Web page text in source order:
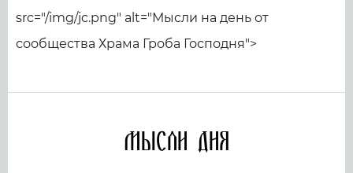
src="/img/jc.png" alt="Мысли на день от
сообщества Храма Гроба Господня">
Мысли дня